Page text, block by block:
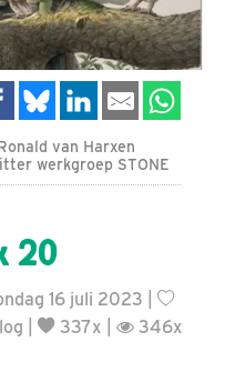
van Harxen
werkgroep STONE
20
16 juli 2023 |
337x | 346x